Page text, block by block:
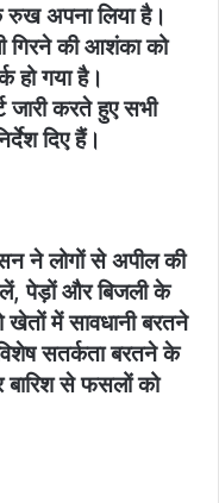
अपना लिया है।
गिरने की आशंका को
हो गया है।
जारी करते हुए सभी
दिए हैं।
ने लोगों से अपील की
पेड़ों और बिजली के
खेतों में सावधानी बरतने
सतर्कता बरतने के
बारिश से फसलों को